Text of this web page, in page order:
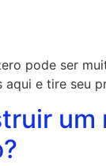
pode ser
aqui e tire seu
um